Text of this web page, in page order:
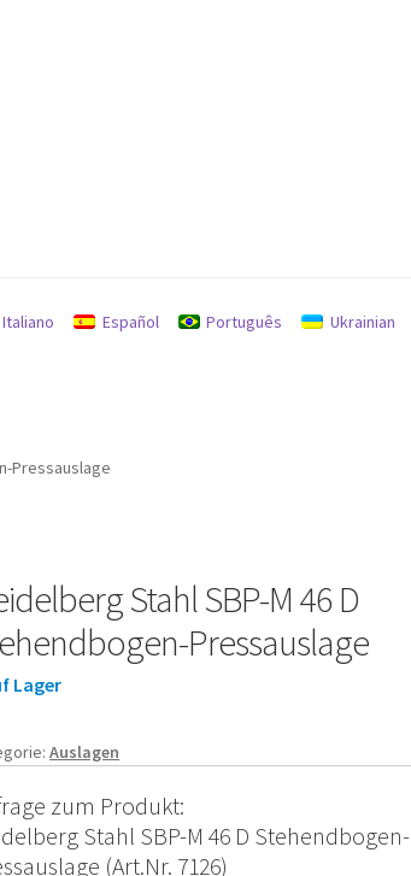
Italiano Español Português Ukrainian
Pressauslage
Stahl SBP-M 46 D
Pressauslage
Lager
Auslagen
zum Produkt:
Stahl SBP-M 46 D Stehendbogen-
(Art.Nr. 7126)